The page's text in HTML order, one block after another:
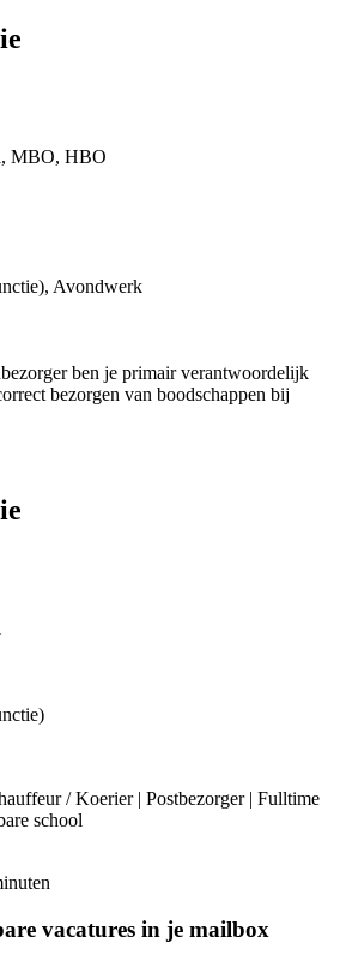
MBO, HBO
Avondwerk
ben je primair verantwoordelijk
bezorgen van boodschappen bij
/ Koerier | Postbezorger | Fulltime
school
vacatures in je mailbox